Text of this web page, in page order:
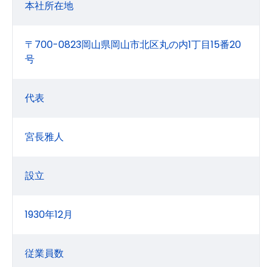
本社所在地
〒700-0823岡山県岡山市北区丸の内1丁目15番20
号
代表
宮長雅人
設立
1930年12月
従業員数